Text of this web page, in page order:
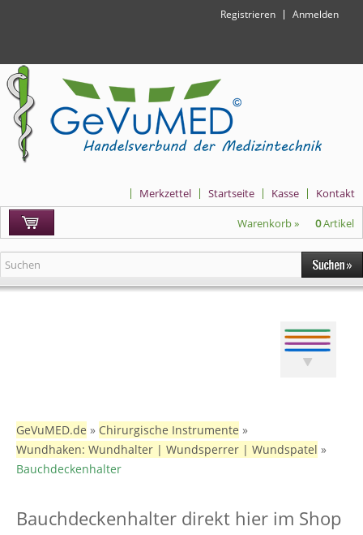
Registrieren Anmelden
Kontakt
Kasse
Startseite
Merkzettel
Warenkorb » 0Artikel
GeVuMED.de » Chirurgische Instrumente »
Wundhaken: Wundhalter | Wundsperrer | Wundspatel »
Bauchdeckenhalter
Bauchdeckenhalter direkt hier im Shop